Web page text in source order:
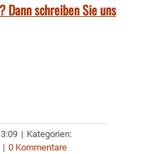
Dann schreiben Sie uns
| Kategorien:
| 0 Kommentare